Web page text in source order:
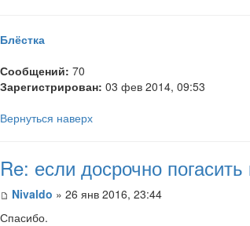
Блёстка
Сообщений: 70
Зарегистрирован: 03 фев 2014, 09:53
Вернуться наверх
Re: если досрочно
Nivaldo » 26 янв 2016, 23:44
Спасибо.